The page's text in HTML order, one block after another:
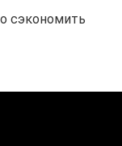
сэкономить